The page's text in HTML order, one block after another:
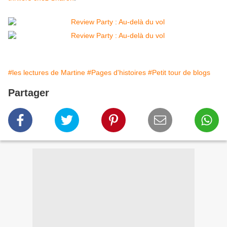
#les lectures de Martine #Pages d'histoires #Petit tour de blogs
Partager